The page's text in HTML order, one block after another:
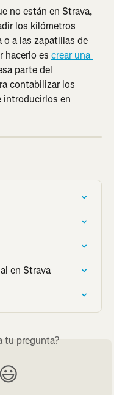
no están en Strava,
los kilómetros
a las zapatillas de
hacerlo es crear una
parte del
contabilizar los
introducirlos en
en Strava
tu pregunta?
😃